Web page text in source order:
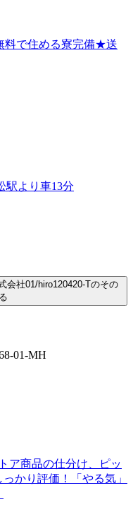
料で住める寮完備★送
駅より車13分
会社01/hiro120420-Tのその
01-MH
ア商品の仕分け、ピッ
かり評価！「やる気」